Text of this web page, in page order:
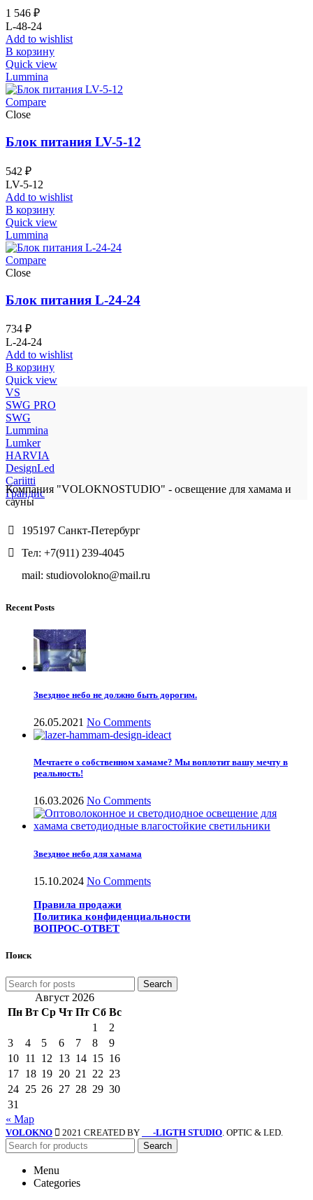
1 546 ₽
L-48-24
Add to wishlist
В корзину
Quick view
Lummina
Compare
Close
Блок питания LV-5-12
542 ₽
LV-5-12
Add to wishlist
В корзину
Quick view
Lummina
Compare
Close
Блок питания L-24-24
734 ₽
L-24-24
Add to wishlist
В корзину
Quick view
VS
SWG PRO
SWG
Lummina
Lumker
HARVIA
DesignLed
Cariitti
Грандис
Компания "VOLOKNOSTUDIO" - освещение для хамама и
сауны
195197 Санкт-Петербург
Тел: +7(911) 239-4045
mail: studiovolokno@mail.ru
Recent Posts
Звездное небо не должно быть дорогим.
26.05.2021 No Comments
Мечтаете о собственном хамаме? Мы воплотит вашу мечту в
реальность!
16.03.2026 No Comments
Звездное небо для хамама
15.10.2024 No Comments
Правила продажи
Политика конфиденциальности
ВОПРОС-ОТВЕТ
Поиск
Search
Август 2026
Пн Вт Ср Чт Пт Сб Вс
1
2
3
4 5 6 7 8
9
10 11 12 13 14 15 16
17 18 19 20 21 22 23
24 25 26 27 28 29 30
31
« Мар
VOLOKNO 2021 CREATED BY -LIGTH STUDIO. OPTIC & LED.
Search
Menu
Categories